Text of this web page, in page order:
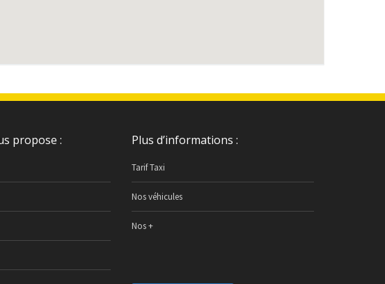
propose : Plus d’informations :
Tarif Taxi
Nos véhicules
Nos +